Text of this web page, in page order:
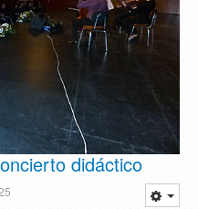
didáctico